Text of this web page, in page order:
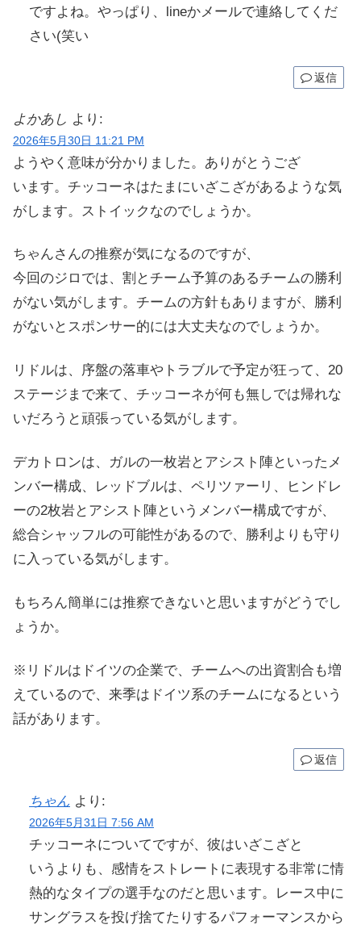
ですよね。やっぱり、lineかメールで連絡してくだ
さい(笑い
返信
よかあし より:
2026年5月30日 11:21 PM
ようやく意味が分かりました。ありがとうござ
います。チッコーネはたまにいざこざがあるような気
がします。ストイックなのでしょうか。
ちゃんさんの推察が気になるのですが、
今回のジロでは、割とチーム予算のあるチームの勝利
がない気がします。チームの方針もありますが、勝利
がないとスポンサー的には大丈夫なのでしょうか。
リドルは、序盤の落車やトラブルで予定が狂って、20
ステージまで来て、チッコーネが何も無しでは帰れな
いだろうと頑張っている気がします。
デカトロンは、ガルの一枚岩とアシスト陣といったメ
ンバー構成、レッドブルは、ペリツァーリ、ヒンドレ
ーの2枚岩とアシスト陣というメンバー構成ですが、
総合シャッフルの可能性があるので、勝利よりも守り
に入っている気がします。
もちろん簡単には推察できないと思いますがどうでし
ょうか。
※リドルはドイツの企業で、チームへの出資割合も増
えているので、来季はドイツ系のチームになるという
話があります。
返信
ちゃん より:
2026年5月31日 7:56 AM
チッコーネについてですが、彼はいざこざと
いうよりも、感情をストレートに表現する非常に情
熱的なタイプの選手なのだと思います。レース中に
サングラスを投げ捨てたりするパフォーマンスから